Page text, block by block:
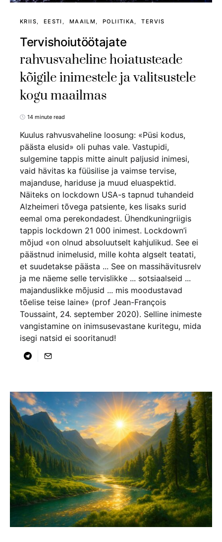
KRIIS EESTI MAAILM POLIITIKA TERVIS
Tervishoiutöötajate
rahvusvaheline hoiatusteade
kõigile inimestele ja valitsustele
kogu maailmas
14 minute read
Kuulus rahvusvaheline loosung: «Püsi kodus,
päästa elusid» oli puhas vale. Vastupidi,
sulgemine tappis mitte ainult paljusid inimesi,
vaid hävitas ka füüsilise ja vaimse tervise,
majanduse, hariduse ja muud eluaspektid.
Näiteks on lockdown USA-s tapnud tuhandeid
Alzheimeri tõvega patsiente, kes lisaks surid
eemal oma perekondadest. Ühendkuningriigis
tappis lockdown 21 000 inimest. Lockdown’i
mõjud «on olnud absoluutselt kahjulikud. See ei
päästnud inimelusid, mille kohta algselt teatati,
et suudetakse päästa ... See on massihävitusrelv
ja me näeme selle tervislikke ... sotsiaalseid ...
majanduslikke mõjusid ... mis moodustavad
tõelise teise laine» (prof Jean-François
Toussaint, 24. september 2020). Selline inimeste
vangistamine on inimsusevastane kuritegu, mida
isegi natsid ei sooritanud!